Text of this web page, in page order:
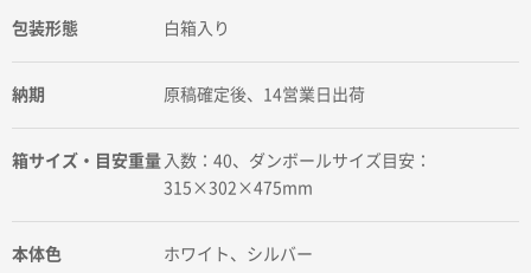
包装形態 白箱入り
納期 原稿確定後、14営業日出荷
箱サイズ・目安重量 入数：40、ダンボールサイズ目安：
315×302×475mm
本体色 ホワイト、シルバー